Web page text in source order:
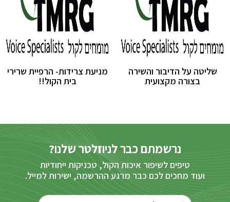
שליטה על הדיבור והשירה
בצורה מקצועית
מניעת צרידות- הרפיית שרירי
בית הקול!!
נרשמתם כבר לניוזלטר שלנו?
טיפים לשיפור איכות הקול, טכניקות ייחודיות
ועוד מחכים לכם כבר מרגע ההרשמה, ישירות למייל.